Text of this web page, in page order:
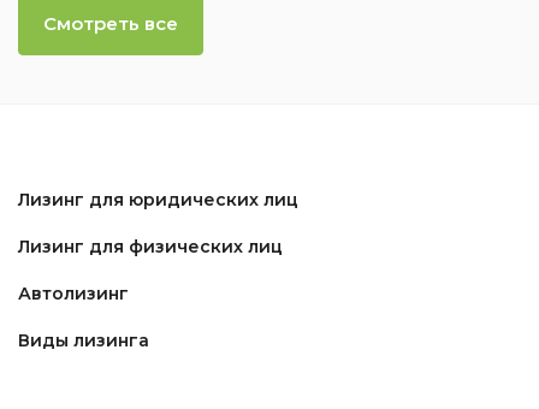
Смотреть все
Лизинг для юридических лиц
Лизинг для физических лиц
Автолизинг
Виды лизинга